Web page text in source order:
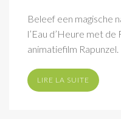
Beleef een magische
l’Eau d’Heure met
animatiefilm Rapunzel.
LIRE LA SUITE